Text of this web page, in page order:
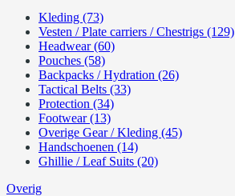
Kleding (73)
Vesten / Plate carriers / Chestrigs (129)
Headwear (60)
Pouches (58)
Backpacks / Hydration (26)
Tactical Belts (33)
Protection (34)
Footwear (13)
Overige Gear / Kleding (45)
Handschoenen (14)
Ghillie / Leaf Suits (20)
Overig